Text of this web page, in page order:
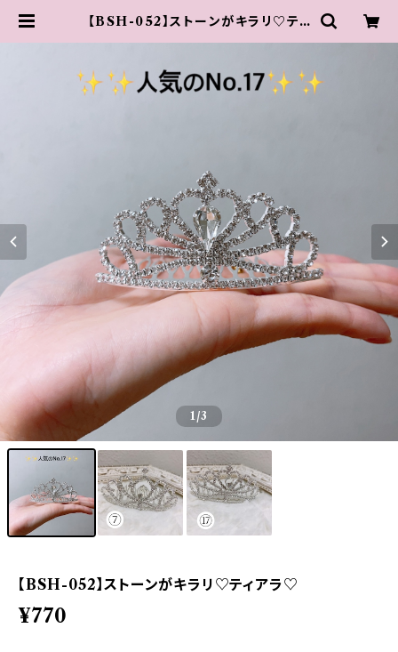
【BSH-052】ストーンがキラリ♡ティ
1/3
【BSH-052】ストーンがキラリ♡ティアラ♡
¥770